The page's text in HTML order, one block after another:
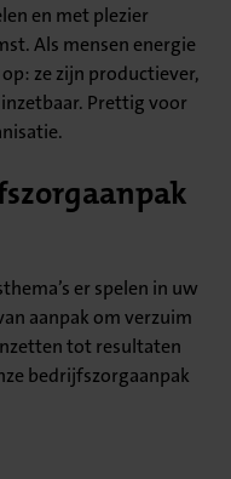
en met plezier
Als mensen energie
ze zijn productiever,
Prettig voor
er spelen in uw
aanpak om verzuim
tot resultaten
bedrijfszorgaanpak